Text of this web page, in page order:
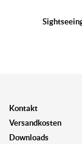
Kontakt
Versandkosten
Downloads